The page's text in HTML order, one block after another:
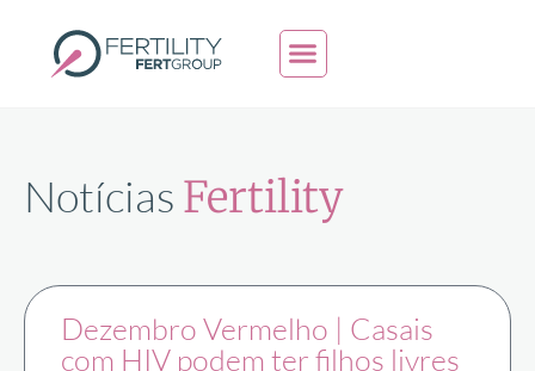
Notícias Fertility
Dezembro Vermelho | Casais
com HIV podem ter filhos livres